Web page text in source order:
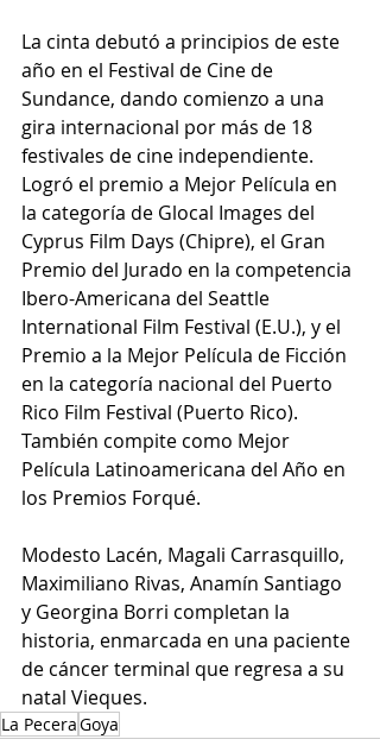
La cinta debutó a principios de este
año en el Festival de Cine de
Sundance, dando comienzo a una
gira internacional por más de 18
festivales de cine independiente.
Logró el premio a Mejor Película en
la categoría de Glocal Images del
Cyprus Film Days (Chipre), el Gran
Premio del Jurado en la competencia
Ibero-Americana del Seattle
International Film Festival (E.U.), y el
Premio a la Mejor Película de Ficción
en la categoría nacional del Puerto
Rico Film Festival (Puerto Rico).
También compite como Mejor
Película Latinoamericana del Año en
los Premios Forqué.
Modesto Lacén, Magali Carrasquillo,
Maximiliano Rivas, Anamín Santiago
y Georgina Borri completan la
historia, enmarcada en una paciente
de cáncer terminal que regresa a su
natal Vieques.
La PeceraGoya